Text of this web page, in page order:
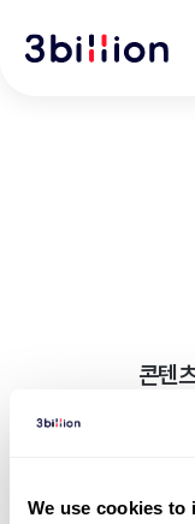
We use cookies to
콘텐